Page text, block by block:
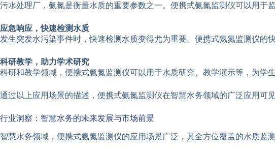
污水处理厂，氨氮是衡量水质的重要参数之一。便携式氨氮监测仪可以用于
应急响应，快速检测水质
发生突发水污染事件时，快速检测水质变得尤为重要。便携式氨氮监测仪的
科研教学，助力学术研究
科研和教学领域，便携式氨氮监测仪可以用于水质研究、教学演示等，为学
通过以上应用场景的描述，便携式氨氮监测仪在智慧水务领域的广泛应用可
行业洞察：智慧水务的未来发展与市场前景
智慧水务领域，便携式氨氮监测仪的应用场景广泛，其全方位覆盖的水质监